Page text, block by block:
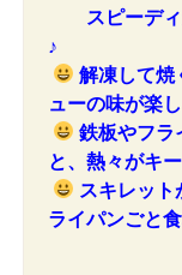
スピーデ
♪
解凍して焼
ューの味が楽し
鉄板やフラ
と、熱々がキ
スキレット
ライパンごと